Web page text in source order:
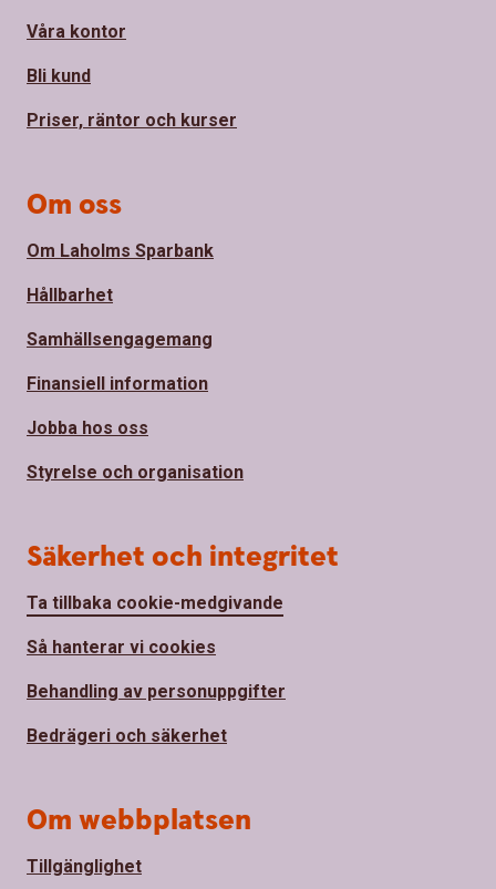
Våra kontor
Bli kund
Priser, räntor och kurser
Om oss
Om Laholms Sparbank
Hållbarhet
Samhällsengagemang
Finansiell information
Jobba hos oss
Styrelse och organisation
Säkerhet och integritet
Ta tillbaka cookie-medgivande
Så hanterar vi cookies
Behandling av personuppgifter
Bedrägeri och säkerhet
Om webbplatsen
Tillgänglighet